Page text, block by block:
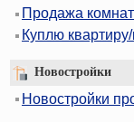
Продажа комнат
Куплю
Новостройки
Новостройки